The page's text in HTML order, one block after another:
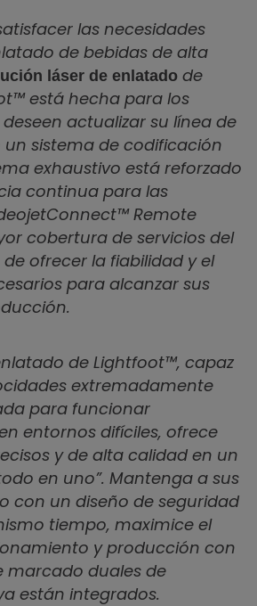
las necesidades
de bebidas de alta
láser de enlatado de
está hecha para los
actualizar su línea de
sistema de codificación
exhaustivo está reforzado
continua para las
Remote
cobertura de servicios del
ofrecer la fiabilidad y el
para alcanzar sus
de Lightfoot™, capaz
extremadamente
para funcionar
entornos difíciles, ofrece
y de alta calidad en un
en uno”. Mantenga a sus
con un diseño de seguridad
tiempo, maximice el
y producción con
marcado duales de
están integrados.